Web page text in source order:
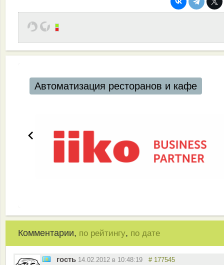
Автоматизация ресторанов и кафе
Комментарии, по рейтингу, по дате
гость 14.02.2012 в 10:48:19 # 177545